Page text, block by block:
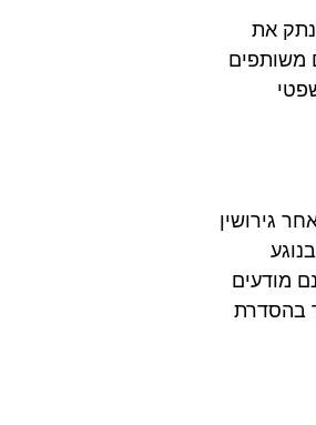
את
משותפים
גירושין
מודעים
בהסדרת